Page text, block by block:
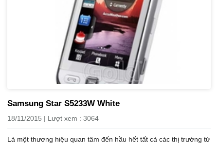
Samsung Star S5233W White
18/11/2015 | Lượt xem : 3064
Là một thương hiệu quan tâm đến hầu hết tất cả các thị trường từ